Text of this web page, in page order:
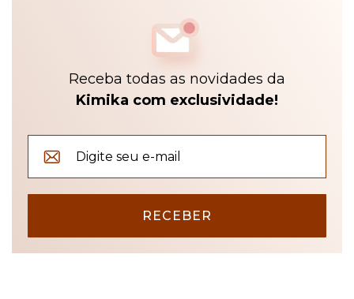
Receba todas as novidades da
Kimika com exclusividade!
RECEBER